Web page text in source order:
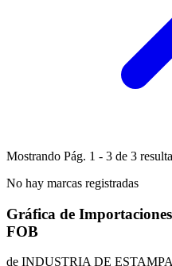
Mostrando Pág. 1 - 3 de 3
No hay marcas registradas
Gráfica de
FOB
de INDUSTRIA DE